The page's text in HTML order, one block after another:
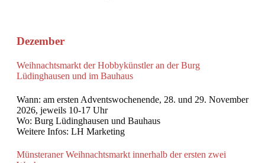
Dezember
Weihnachtsmarktder Hobbykünstler an der Burg
Lüdinghausen und im Bauhaus
Wann: am ersten Adventswochenende, 28. und 29. November
2026, jeweils 10-17 Uhr
Wo: Burg Lüdinghausen und Bauhaus
Weitere Infos: LH Marketing
Münsteraner Weihnachtsmarkt innerhalb der ersten zwei